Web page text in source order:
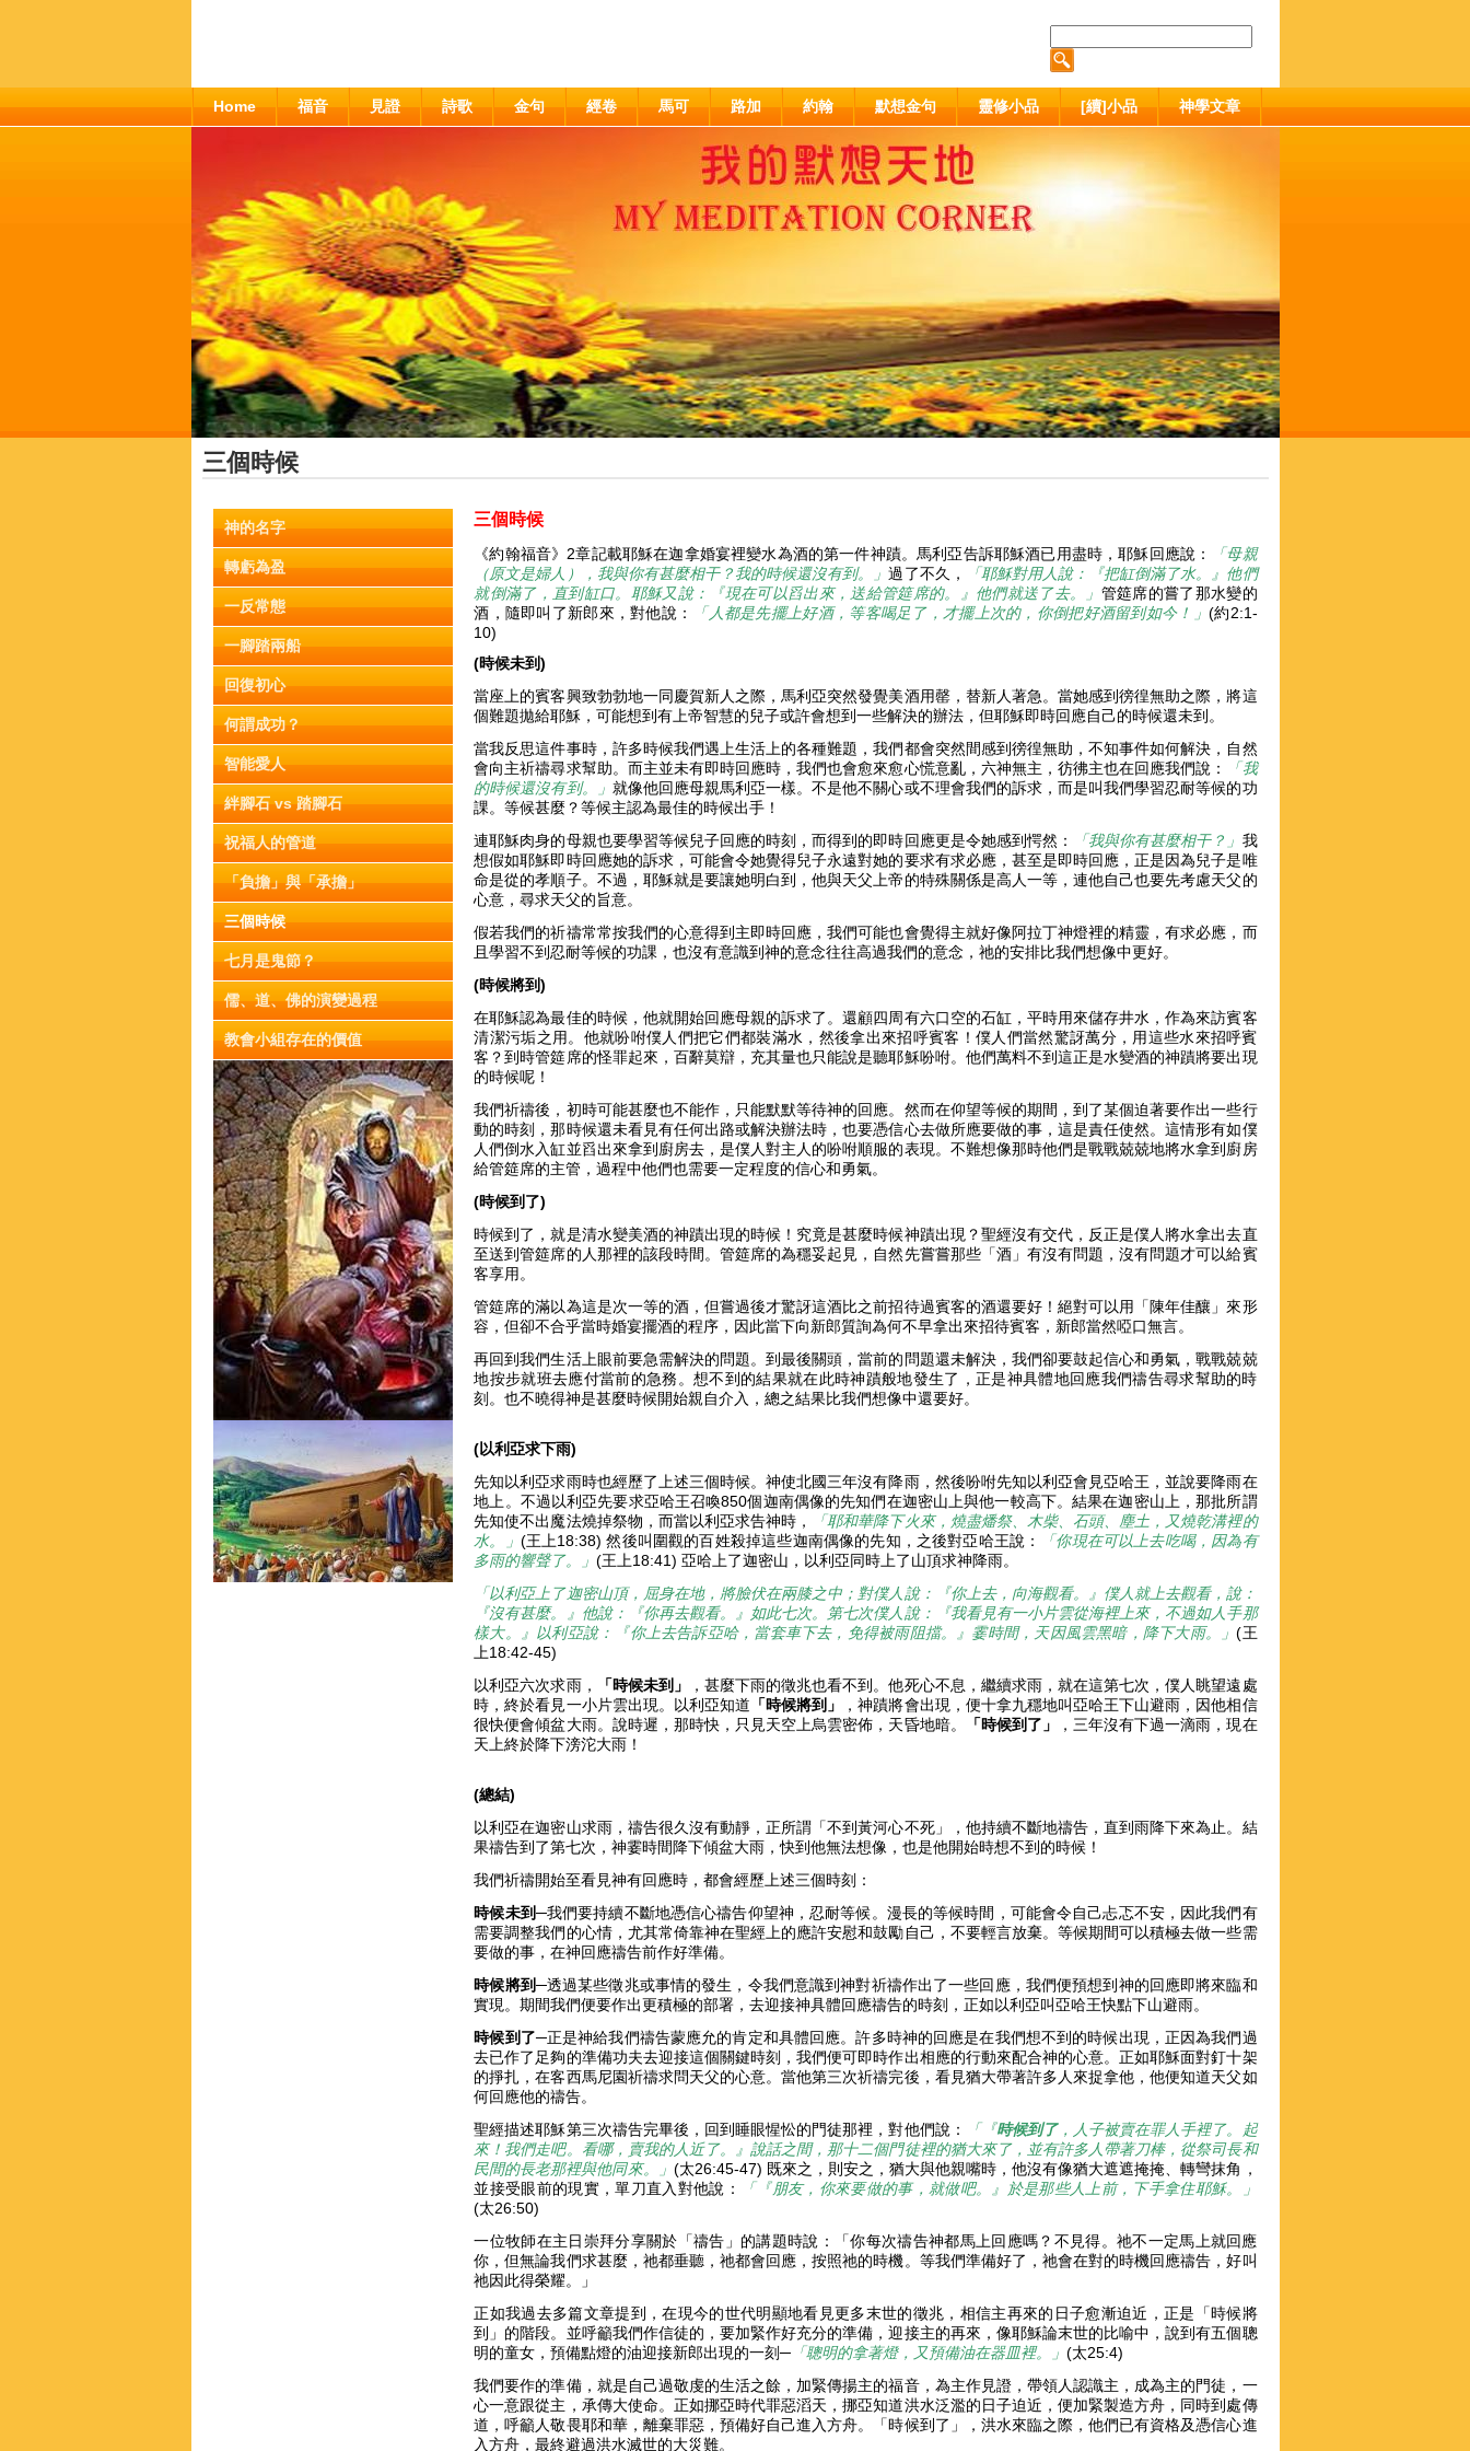
Home 福音 見證 詩歌 金句 經卷 馬可 路加 約翰 默想金句 靈修小品 [續]小品 神學文章
三個時候
神的名字
轉虧為盈
一反常態
一腳踏兩船
回復初心
何謂成功？
智能愛人
絆腳石 vs 踏腳石
祝福人的管道
「負擔」與「承擔」
三個時候
七月是鬼節？
儒、道、佛的演變過程
教會小組存在的價值
三個時候
《約翰福音》2章記載耶穌在迦拿婚宴裡變水為酒的第一件神蹟。馬利亞告訴耶穌酒已用盡時，耶穌回應說：
「母親
（原文是婦人），我與你有甚麼相干？我的時候還沒有到。」過了不久，
「耶穌對用人說：『把缸倒滿了水。』他們
就倒滿了，直到缸口。耶穌又說：『現在可以舀出來，送給管筵席的。』他們就送了去。」 管筵席的嘗了那水變的
酒，隨即叫了新郎來，對他說：
「人都是先擺上好酒，等客喝足了，才擺上次的，你倒把好酒留到如今！」 (約2:1-
10)
(時候未到)
當座上的賓客興致勃勃地一同慶賀新人之際，馬利亞突然發覺美酒用罄，替新人著急。當她感到徬徨無助之際，將這
個難題拋給耶穌，可能想到有上帝智慧的兒子或許會想到一些解決的辦法，但耶穌即時回應自己的時候還未到。
當我反思這件事時，許多時候我們遇上生活上的各種難題，我們都會突然間感到徬徨無助，不知事件如何解決，自然
會向主祈禱尋求幫助。而主並未有即時回應時，我們也會愈來愈心慌意亂，六神無主，彷彿主也在回應我們說：
「我
的時候還沒有到。」 就像他回應母親馬利亞一樣。不是他不關心或不理會我們的訴求，而是叫我們學習忍耐等候的功
課。等候甚麼？等候主認為最佳的時候出手！
連耶穌肉身的母親也要學習等候兒子回應的時刻，而得到的即時回應更是令她感到愕然：
「我與你有甚麼相干？」 我
想假如耶穌即時回應她的訴求，可能會令她覺得兒子永遠對她的要求有求必應，甚至是即時回應，正是因為兒子是唯
命是從的孝順子。不過，耶穌就是要讓她明白到，他與天父上帝的特殊關係是高人一等，連他自己也要先考慮天父的
心意，尋求天父的旨意。
假若我們的祈禱常常按我們的心意得到主即時回應，我們可能也會覺得主就好像阿拉丁神燈裡的精靈，有求必應，而
且學習不到忍耐等候的功課，也沒有意識到神的意念往往高過我們的意念，祂的安排比我們想像中更好。
(時候將到)
在耶穌認為最佳的時候，他就開始回應母親的訴求了。還顧四周有六口空的石缸，平時用來儲存井水，作為來訪賓客
清潔污垢之用。他就吩咐僕人們把它們都裝滿水，然後拿出來招呼賓客！僕人們當然驚訝萬分，用這些水來招呼賓
客？到時管筵席的怪罪起來，百辭莫辯，充其量也只能說是聽耶穌吩咐。他們萬料不到這正是水變酒的神蹟將要出現
的時候呢！
我們祈禱後，初時可能甚麼也不能作，只能默默等待神的回應。然而在仰望等候的期間，到了某個迫著要作出一些行
動的時刻，那時候還未看見有任何出路或解決辦法時，也要憑信心去做所應要做的事，這是責任使然。這情形有如僕
人們倒水入缸並舀出來拿到廚房去，是僕人對主人的吩咐順服的表現。不難想像那時他們是戰戰兢兢地將水拿到廚房
給管筵席的主管，過程中他們也需要一定程度的信心和勇氣。
(時候到了)
時候到了，就是清水變美酒的神蹟出現的時候！究竟是甚麼時候神蹟出現？聖經沒有交代，反正是僕人將水拿出去直
至送到管筵席的人那裡的該段時間。管筵席的為穩妥起見，自然先嘗嘗那些「酒」有沒有問題，沒有問題才可以給賓
客享用。
管筵席的滿以為這是次一等的酒，但嘗過後才驚訝這酒比之前招待過賓客的酒還要好！絕對可以用「陳年佳釀」來形
容，但卻不合乎當時婚宴擺酒的程序，因此當下向新郎質詢為何不早拿出來招待賓客，新郎當然啞口無言。
再回到我們生活上眼前要急需解決的問題。到最後關頭，當前的問題還未解決，我們卻要鼓起信心和勇氣，戰戰兢兢
地按步就班去應付當前的急務。想不到的結果就在此時神蹟般地發生了，正是神具體地回應我們禱告尋求幫助的時
刻。也不曉得神是甚麼時候開始親自介入，總之結果比我們想像中還要好。
(以利亞求下雨)
先知以利亞求雨時也經歷了上述三個時候。神使北國三年沒有降雨，然後吩咐先知以利亞會見亞哈王，並說要降雨在
地上。不過以利亞先要求亞哈王召喚850個迦南偶像的先知們在迦密山上與他一較高下。結果在迦密山上，那批所謂
先知使不出魔法燒掉祭物，而當以利亞求告神時，
「耶和華降下火來，燒盡燔祭、木柴、石頭、塵土，又燒乾溝裡的
水。」 (王上18:38) 然後叫圍觀的百姓殺掉這些迦南偶像的先知，之後對亞哈王說：
「你現在可以上去吃喝，因為有
多雨的響聲了。」(王上18:41) 亞哈上了迦密山，以利亞同時上了山頂求神降雨。
「以利亞上了迦密山頂，屈身在地，將臉伏在兩膝之中；對僕人說：『你上去，向海觀看。』僕人就上去觀看，說：
『沒有甚麼。』他說：『你再去觀看。』如此七次。第七次僕人說：『我看見有一小片雲從海裡上來，不過如人手那
樣大。』以利亞說：『你上去告訴亞哈，當套車下去，免得被雨阻擋。』霎時間，天因風雲黑暗，降下大雨。」(王
上18:42-45)
以利亞六次求雨，
「時候未到」
，甚麼下雨的徵兆也看不到。他死心不息，繼續求雨，就在這第七次，僕人眺望遠處
時，終於看見一小片雲出現。以利亞知道 「時候將到」
，神蹟將會出現，便十拿九穩地叫亞哈王下山避雨，因他相信
很快便會傾盆大雨。說時遲，那時快，只見天空上烏雲密佈，天昏地暗。
「時候到了」
，三年沒有下過一滴雨，現在
天上終於降下滂沱大雨！
(總結)
以利亞在迦密山求雨，禱告很久沒有動靜，正所謂「不到黃河心不死」，他持續不斷地禱告，直到雨降下來為止。結
果禱告到了第七次，神霎時間降下傾盆大雨，快到他無法想像，也是他開始時想不到的時候！
我們祈禱開始至看見神有回應時，都會經歷上述三個時刻：
時候未到─我們要持續不斷地憑信心禱告仰望神，忍耐等候。漫長的等候時間，可能會令自己忐忑不安，因此我們有
需要調整我們的心情，尤其常倚靠神在聖經上的應許安慰和鼓勵自己，不要輕言放棄。等候期間可以積極去做一些需
要做的事，在神回應禱告前作好準備。
時候將到─透過某些徵兆或事情的發生，令我們意識到神對祈禱作出了一些回應，我們便預想到神的回應即將來臨和
實現。期間我們便要作出更積極的部署，去迎接神具體回應禱告的時刻，正如以利亞叫亞哈王快點下山避雨。
時候到了─正是神給我們禱告蒙應允的肯定和具體回應。許多時神的回應是在我們想不到的時候出現，正因為我們過
去已作了足夠的準備功夫去迎接這個關鍵時刻，我們便可即時作出相應的行動來配合神的心意。正如耶穌面對釘十架
的掙扎，在客西馬尼園祈禱求問天父的心意。當他第三次祈禱完後，看見猶大帶著許多人來捉拿他，他便知道天父如
何回應他的禱告。
聖經描述耶穌第三次禱告完畢後，回到睡眼惺忪的門徒那裡，對他們說：
「『時候到了，人子被賣在罪人手裡了。起
來！我們走吧。看哪，賣我的人近了。』說話之間，那十二個門徒裡的猶大來了，並有許多人帶著刀棒，從祭司長和
民間的長老那裡與他同來。
」 (太26:45-47) 既來之，則安之，猶大與他親嘴時，他沒有像猶大遮遮掩掩、轉彎抹角，
並接受眼前的現實，單刀直入對他說：
「『朋友，你來要做的事，就做吧。』於是那些人上前，下手拿住耶穌。」
(太26:50)
一位牧師在主日崇拜分享關於「禱告」的講題時說：「你每次禱告神都馬上回應嗎？不見得。祂不一定馬上就回應
你，但無論我們求甚麼，祂都垂聽，祂都會回應，按照祂的時機。等我們準備好了，祂會在對的時機回應禱告，好叫
祂因此得榮耀。」
正如我過去多篇文章提到，在現今的世代明顯地看見更多末世的徵兆，相信主再來的日子愈漸迫近，正是「時候將
到」的階段。並呼籲我們作信徒的，要加緊作好充分的準備，迎接主的再來，像耶穌論末世的比喻中，說到有五個聰
明的童女，預備點燈的油迎接新郎出現的一刻─ 「聰明的拿著燈，又預備油在器皿裡。」(太25:4)
我們要作的準備，就是自己過敬虔的生活之餘，加緊傳揚主的福音，為主作見證，帶領人認識主，成為主的門徒，一
心一意跟從主，承傳大使命。正如挪亞時代罪惡滔天，挪亞知道洪水泛濫的日子迫近，便加緊製造方舟，同時到處傳
道，呼籲人敬畏耶和華，離棄罪惡，預備好自己進入方舟。「時候到了」，洪水來臨之際，他們已有資格及憑信心進
入方舟，最終避過洪水滅世的大災難。